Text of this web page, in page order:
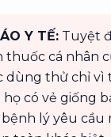
Y TẾ: Tuyệt
thuốc cá nhân
dùng thử chỉ vì
có vẻ giống
lý yêu cầu